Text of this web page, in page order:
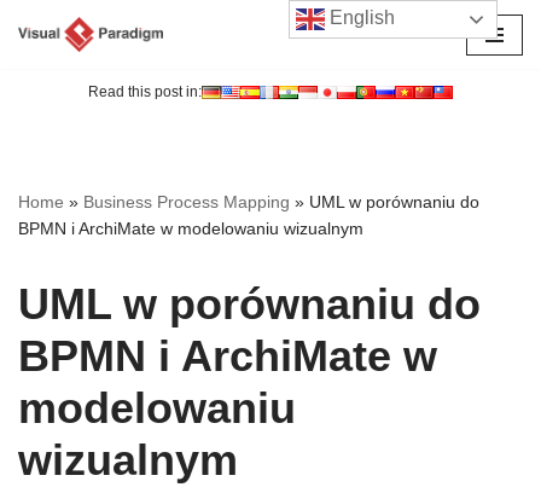
Read this post in:
Home » Business Process Mapping » UML w porównaniu do
BPMN i ArchiMate w modelowaniu wizualnym
UML w porównaniu do
BPMN i ArchiMate w
modelowaniu
wizualnym
English